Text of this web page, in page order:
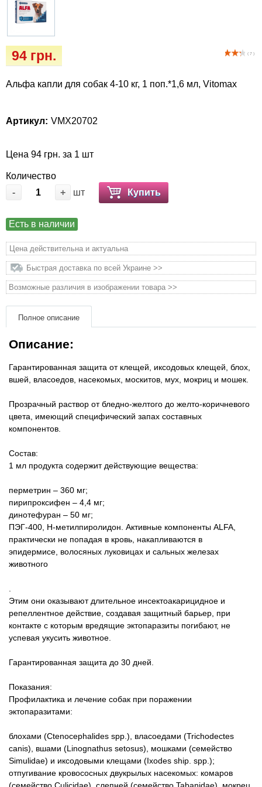
( 7 )
94 грн.
Альфа капли для собак 4-10 кг, 1 поп.*1,6 мл, Vitomax
Артикул: VMX20702
Цена 94 грн. за 1 шт
Количество
-
+ шт Купить
Есть в наличии
Цена действительна и актуальна
Быстрая доставка по всей Украине >>
Возможные различия в изображении товара >>
Полное описание
Описание:
Гарантированная защита от клещей, иксодовых клещей, блох,
вшей, власоедов, насекомых, москитов, мух, мокриц и мошек.
Прозрачный раствор от бледно-желтого до желто-коричневого
цвета, имеющий специфический запах составных
компонентов.
Состав:
1 мл продукта содержит действующие вещества:
перметрин – 360 мг;
пирипроксифен – 4,4 мг;
динотефуран – 50 мг;
ПЭГ-400, Н-метилпиролидон. Активные компоненты ALFA,
практически не попадая в кровь, накапливаются в
эпидермисе, волосяных луковицах и сальных железах
животного
Этим они оказывают длительное инсектоакарицидное и
репеллентное действие, создавая защитный барьер, при
контакте с которым вредящие эктопаразиты погибают, не
успевая укусить животное.
Гарантированная защита до 30 дней.
Показания:
Профилактика и лечение собак при поражении
эктопаразитами:
блохами (Ctenocephalides spp.), власоедами (Trichodectes
canis), вшами (Linognathus setosus), мошками (семейство
Simulidae) и иксодовыми клещами (Ixodes ship. spp.);
отпугивание кровососных двукрылых насекомых: комаров
Vet Diet Canine Wet – ветеринарные диеты
для собак
Лежаки, домики, охлаждая коврики
Миски, автокормушки, поилки
Одежда и обувь
Переноски, сумки, клетки
Послеоперационные средства и
расходные материалы
Подарочные сертификаты
Товары для голубей
Товары для грызунов
Товары для лошадей
Товары для людей
Хозряд - хозтовары оптом
Популярные зоотовары
Архив / Снято с производства